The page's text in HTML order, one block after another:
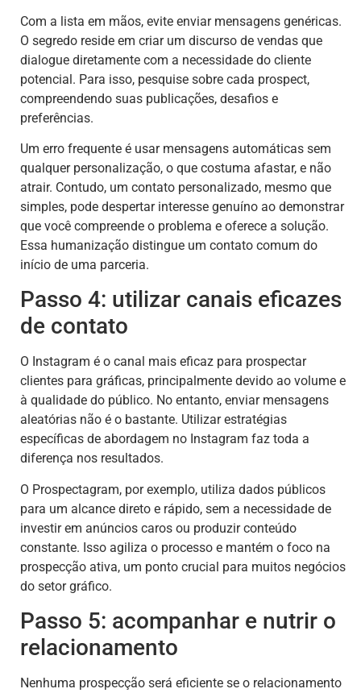
Com a lista em mãos, evite enviar mensagens genéricas.
O segredo reside em criar um discurso de vendas que
dialogue diretamente com a necessidade do cliente
potencial. Para isso, pesquise sobre cada prospect,
compreendendo suas publicações, desafios e
preferências.
Um erro frequente é usar mensagens automáticas sem
qualquer personalização, o que costuma afastar, e não
atrair. Contudo, um contato personalizado, mesmo que
simples, pode despertar interesse genuíno ao demonstrar
que você compreende o problema e oferece a solução.
Essa humanização distingue um contato comum do
início de uma parceria.
Passo 4: utilizar canais eficazes
de contato
O Instagram é o canal mais eficaz para prospectar
clientes para gráficas, principalmente devido ao volume e
à qualidade do público. No entanto, enviar mensagens
aleatórias não é o bastante. Utilizar estratégias
específicas de abordagem no Instagram faz toda a
diferença nos resultados.
O Prospectagram, por exemplo, utiliza dados públicos
para um alcance direto e rápido, sem a necessidade de
investir em anúncios caros ou produzir conteúdo
constante. Isso agiliza o processo e mantém o foco na
prospecção ativa, um ponto crucial para muitos negócios
do setor gráfico.
Passo 5: acompanhar e nutrir o
relacionamento
Nenhuma prospecção será eficiente se o relacionamento